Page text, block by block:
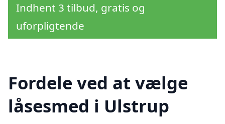
Indhent 3 tilbud, gratis og
uforpligtende
Fordele ved at vælge
låsesmed i Ulstrup